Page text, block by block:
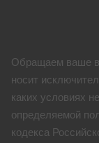
Обращаем ваше
носит
каких условиях
определяемой
кодекса